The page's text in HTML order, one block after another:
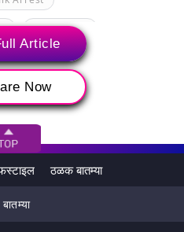
आर्थर रोड जेल
न्यायालयीन कोठडी
Article
Now
ठळक बातम्या
बातम्या